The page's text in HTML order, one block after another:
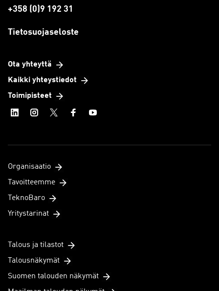
+358 (0)9 192 31
Tietosuojaseloste
Ota yhteyttä
Kaikki yhteystiedot
Toimipisteet
Organisaatio
Tavoitteemme
TeknoBaro
Yritystarinat
Talous ja tilastot
Talousnäkymät
Suomen talouden näkymät